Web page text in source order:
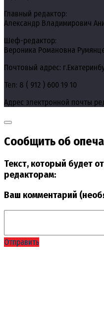
Главный редактор:
Александр Владимирович
Шеф-редактор:
Вероника Романовна
Почтовый адрес:
Тел: 8 ( 912 ) 600 19 10
Адрес электронной почты
Сообщить об
Текст, который будет
редакторам:
Ваш комментарий
Отправить